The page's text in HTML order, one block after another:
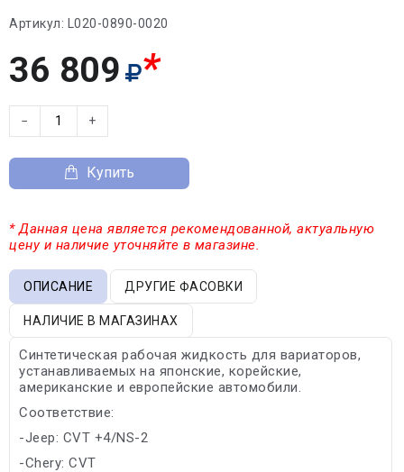
Артикул: L020-0890-0020
36 809 *
− +
Купить
* Данная цена является рекомендованной, актуальную
цену и наличие уточняйте в магазине.
ОПИСАНИЕ ДРУГИЕ ФАСОВКИ
НАЛИЧИЕ В МАГАЗИНАХ
Синтетическая рабочая жидкость для вариаторов,
устанавливаемых на японские, корейские,
американские и европейские автомобили.
Соответствие:
-Jeep: CVT +4/NS-2
-Chery: CVT